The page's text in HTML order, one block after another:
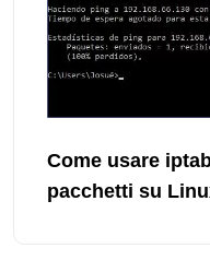
Come usare
pacchetti su